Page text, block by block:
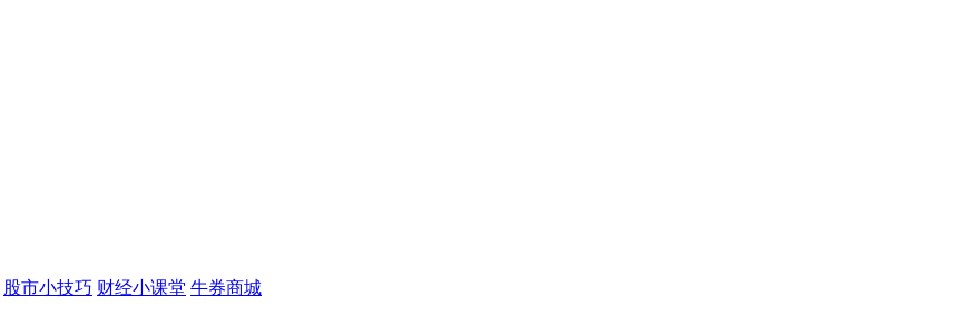
股市小技巧 财经小课堂 牛券商城